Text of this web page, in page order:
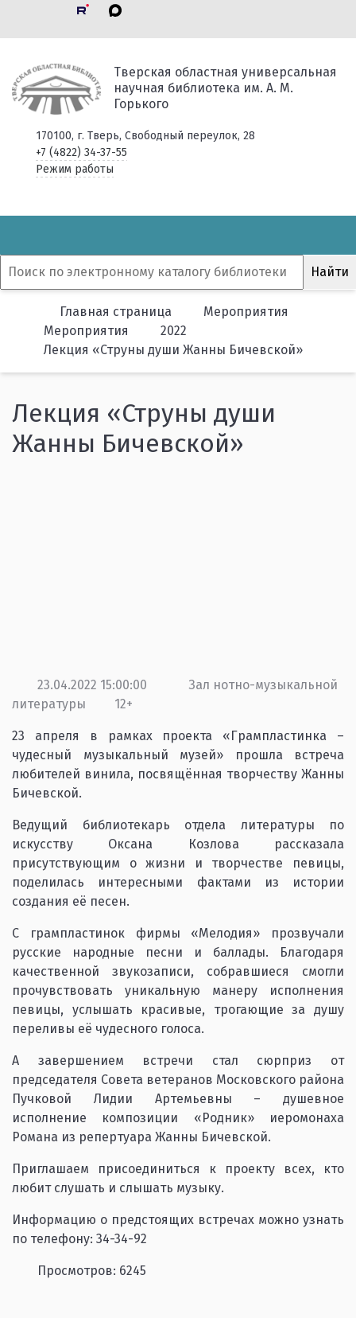
Тверская областная универсальная
научная библиотека им. А. М.
Горького
170100, г. Тверь, Свободный переулок, 28
+7 (4822) 34-37-55
Режим работы
Главная страница
Мероприятия
Мероприятия
2022
Лекция «Струны души Жанны Бичевской»
Лекция «Струны души
Жанны Бичевской»
23.04.2022 15:00:00
Зал нотно-музыкальной
литературы
12+
23 апреля в рамках проекта «Грампластинка –
чудесный музыкальный музей» прошла встреча
любителей винила, посвящённая творчеству Жанны
Бичевской.
Ведущий библиотекарь отдела литературы по
искусству Оксана Козлова рассказала
присутствующим о жизни и творчестве певицы,
поделилась интересными фактами из истории
создания её песен.
С грампластинок фирмы «Мелодия» прозвучали
русские народные песни и баллады. Благодаря
качественной звукозаписи, собравшиеся смогли
прочувствовать уникальную манеру исполнения
певицы, услышать красивые, трогающие за душу
переливы её чудесного голоса.
А завершением встречи стал сюрприз от
председателя Совета ветеранов Московского района
Пучковой Лидии Артемьевны – душевное
исполнение композиции «Родник» иеромонаха
Романа из репертуара Жанны Бичевской.
Приглашаем присоединиться к проекту всех, кто
любит слушать и слышать музыку.
Информацию о предстоящих встречах можно узнать
по телефону: 34-34-92
Просмотров: 6245